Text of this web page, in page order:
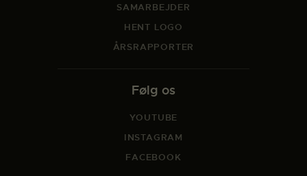
SAMARBEJDER
HENT LOGO
ÅRSRAPPORTER
Følg os
YOUTUBE
INSTAGRAM
FACEBOOK